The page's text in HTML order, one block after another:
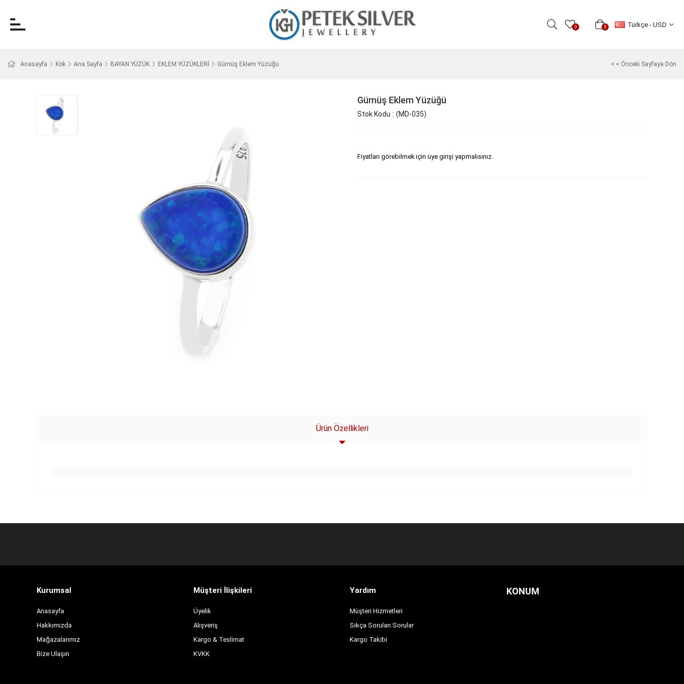
0 0 Türkçe - USD
Anasayfa Kök Ana Sayfa BAYAN YÜZÜK EKLEM YÜZÜKLERİ Gümüş Eklem Yüzüğü < < Önceki Sayfaya Dön
Gümüş Eklem Yüzüğü
Stok Kodu (MD-035)
Fiyatları görebilmek için üye girişi yapmalısınız.
Ürün Özellikleri
Kurumsal
Anasayfa
Hakkımızda
Mağazalarımız
Bize Ulaşın
Müşteri İlişkileri
Üyelik
Alışveriş
Kargo & Teslimat
KVKK
Yardım
Müşteri Hizmetleri
Sıkça Sorulan Sorular
Kargo Takibi
KONUM